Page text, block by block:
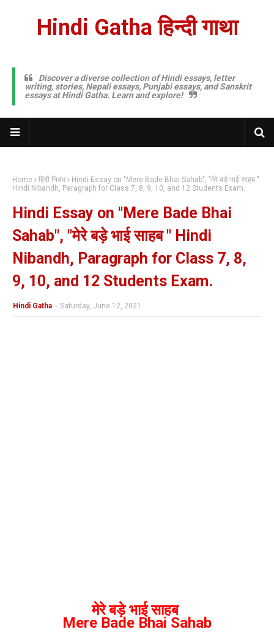
Hindi Gatha हिन्दी गाथा
Discover a diverse collection of Hindi essays, letter
writing, stories, Nepali essays, Punjabi essays, and Sanskrit
essays at Hindi Gatha. Learn and explore!
Home हिंदी निबंध
Hindi Essay on "Mere Bade Bhai Sahab", "मेरे बड़े भाई साहब "
Hindi Nibandh, Paragraph for Class 7, 8, 9, 10, and 12 Students Exam.
Hindi Essay on "Mere Bade Bhai
Sahab", "मेरे बड़े भाई साहब " Hindi
Nibandh, Paragraph for Class 7, 8,
9, 10, and 12 Students Exam.
Hindi Gatha - Saturday, June 12, 2021
मेरे बड़े भाई साहब
Mere Bade Bhai Sahab